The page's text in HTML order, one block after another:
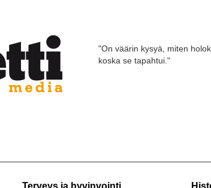
"On väärin kysyä, miten
koska se tapahtui."
Terveys ja hyvinvointi